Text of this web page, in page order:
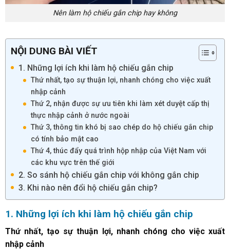
Nên làm hộ chiếu gắn chip hay không
NỘI DUNG BÀI VIẾT
1. Những lợi ích khi làm hộ chiếu gắn chip
Thứ nhất, tạo sự thuận lợi, nhanh chóng cho việc xuất
nhập cảnh
Thứ 2, nhận được sự ưu tiên khi làm xét duyệt cấp thị
thực nhập cảnh ở nước ngoài
Thứ 3, thông tin khó bị sao chép do hộ chiếu gắn chip
có tính bảo mật cao
Thứ 4, thúc đẩy quá trình hộp nhập của Việt Nam với
các khu vực trên thế giới
2. So sánh hộ chiếu gắn chip với không gắn chip
3. Khi nào nên đổi hộ chiếu gắn chip?
1. Những lợi ích khi làm hộ chiếu gắn chip
Thứ nhất, tạo sự thuận lợi, nhanh chóng cho việc xuất
nhập cảnh